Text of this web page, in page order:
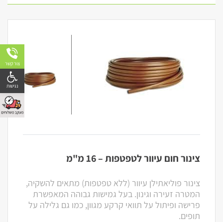
צינור חום עיוור לטפטפות – 16 מ"מ
צינור פוליאתילן עיוור (ללא טפטפות) מתאים להשקיה,
המטרה זעירה וגינון. בעל גמישות גבוהה המאפשרת
פרישה ופיתול על תוואי קרקע מגוון, כמו גם גלילה על
תופים.
צור קשר